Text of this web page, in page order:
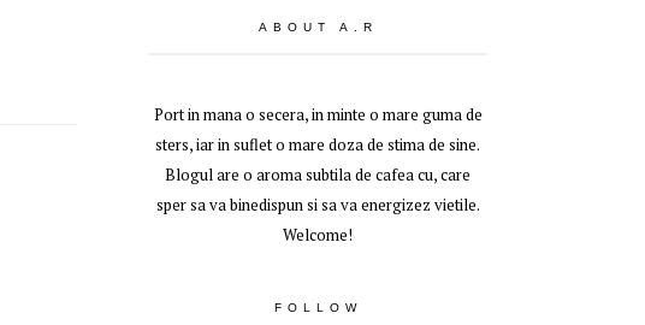
ABOUT A.R
Port in mana o secera, in minte o mare guma de
sters, iar in suflet o mare doza de stima de sine.
Blogul are o aroma subtila de cafea cu, care
sper sa va binedispun si sa va energizez vietile.
Welcome!
FOLLOW